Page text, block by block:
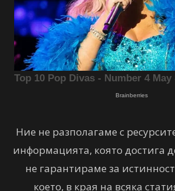
Ние не разполагаме с
информацията, която достига
не гарантираме за
което, в края на всяка